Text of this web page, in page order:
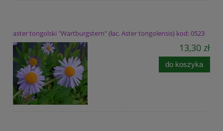
aster tongolski "Wartburgstern" (łac. Aster tongolensis) kod: 0523
13,30 zł
do koszyka